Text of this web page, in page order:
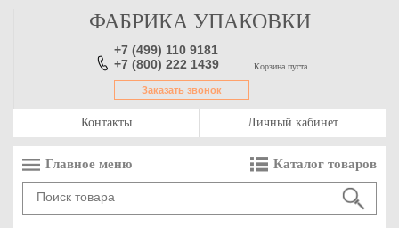
ФАБРИКА УПАКОВКИ
+7 (499) 110 9181
+7 (800) 222 1439
Заказать звонок
Корзина пуста
Контакты Личный кабинет
Главное меню Каталог товаров